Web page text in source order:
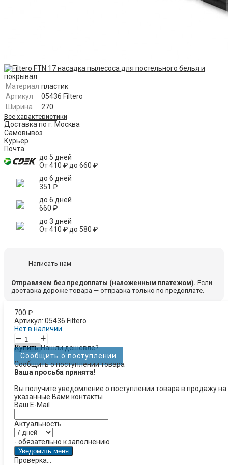
Материал пластик
Артикул
05436 Filtero
Ширина
270
Все характеристики
Доставка по г. Москва
Самовывоз
Курьер
Почта
до 5 дней
От410 ₽до 660 ₽
до 6 дней
351 ₽
до 6 дней
660 ₽
до 3 дней
От410 ₽до 580 ₽
Написать нам
Отправляем без предоплаты (наложенным платежом). Если
доставка дороже товара — отправка только по предоплате.
700 ₽
Артикул: 05436 Filtero
Нет в наличии
– +
Купить Нашли дешевле?
Сообщить о поступлении
Сообщить о поступлении товара
Ваша просьба принята!
Вы получите уведомление о поступлении товара в продажу на
указанные Вами контакты
Ваш E-Mail
Актуальность
- обязательно к заполнению
Проверка...